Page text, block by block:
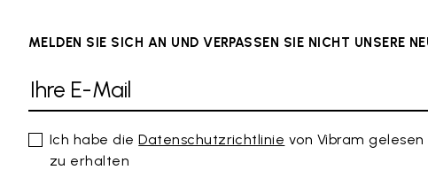
MELDEN SIE SICH AN UND VERPASSEN SIE NICHT UNSERE
Ich habe dieDatenschutzrichtlinie von Vibram
zu erhalten